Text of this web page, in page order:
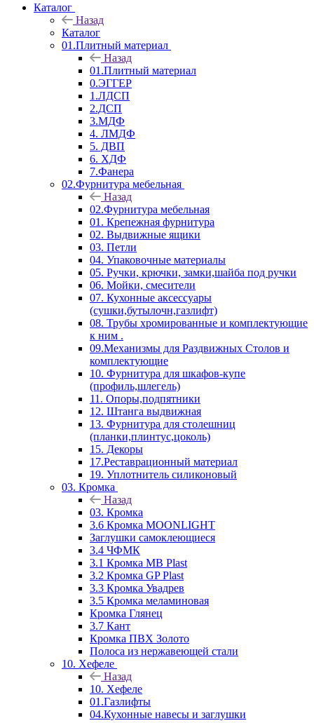
Каталог
Назад
Каталог
01.Плитный материал
Назад
01.Плитный материал
0.ЭГГЕР
1.ЛДСП
2.ДСП
3.МДФ
4. ЛМДФ
5. ДВП
6. ХДФ
7.Фанера
02.Фурнитура мебельная
Назад
02.Фурнитура мебельная
01. Крепежная фурнитура
02. Выдвижные ящики
03. Петли
04. Упаковочные материалы
05. Ручки, крючки, замки,шайба под ручки
06. Мойки, смесители
07. Кухонные аксессуары
(сушки,бутылочн,газлифт)
08. Трубы хромированные и комплектующие
к ним .
09.Механизмы для Раздвижных Столов и
комплектующие
10. Фурнитура для шкафов-купе
(профиль,шлегель)
11. Опоры,подпятники
12. Штанга выдвижная
13. Фурнитура для столешниц
(планки,плинтус,цоколь)
15. Декоры
17.Реставрационный материал
19. Уплотнитель силиконовый
03. Кромка
Назад
03. Кромка
3.6 Кромка MOONLIGHT
Заглушки самоклеющиеся
3.4 ЧФМК
3.1 Кромка MB Plast
3.2 Кромка GP Plast
3.3 Кромка Увадрев
3.5 Кромка меламиновая
Кромка Глянец
3.7 Кант
Кромка ПВХ Золото
Полоса из нержавеющей стали
10. Хефеле
Назад
10. Хефеле
01.Газлифты
04.Кухонные навесы и заглушки